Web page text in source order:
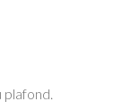
plafond.